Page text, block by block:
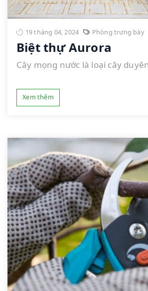
19 tháng 04, 2024 Phòng trưng bày
Biệt thự Aurora
Cây mọng nước là loại cây
Xem thêm